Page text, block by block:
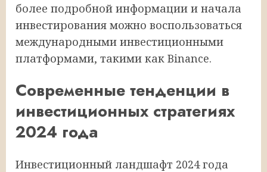
более подробной информации и начала
инвестирования можно воспользоваться
международными инвестиционными
платформами, такими как Binance.
Современные тенденции в
инвестиционных стратегиях
2024 года
Инвестиционный ландшафт 2024 года